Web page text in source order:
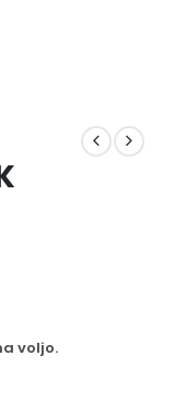
voljo.